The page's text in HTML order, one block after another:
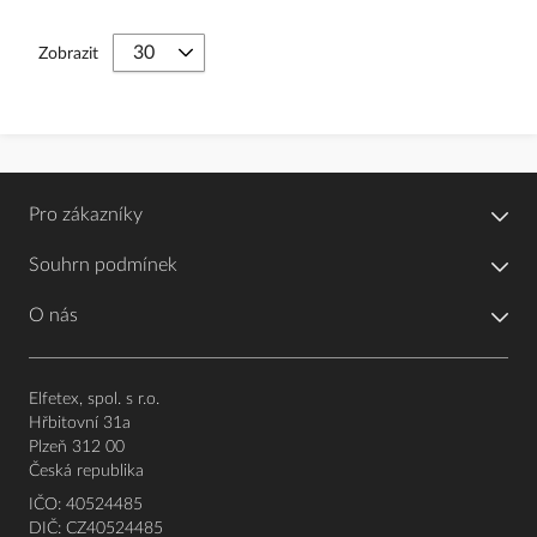
Zobrazit
Pro zákazníky
Souhrn podmínek
O nás
Elfetex, spol. s r.o.
Hřbitovní 31a
Plzeň 312 00
Česká republika
IČO: 40524485
DIČ: CZ40524485